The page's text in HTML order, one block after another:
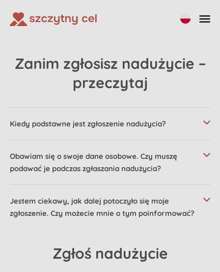
Zanim zgłosisz nadużycie –
przeczytaj
Kiedy podstawne jest zgłoszenie nadużycia?
Obawiam się o swoje dane osobowe. Czy muszę
podawać je podczas zgłaszania nadużycia?
Jestem ciekawy, jak dalej potoczyło się moje
zgłoszenie. Czy możecie mnie o tym poinformować?
Zgłoś nadużycie